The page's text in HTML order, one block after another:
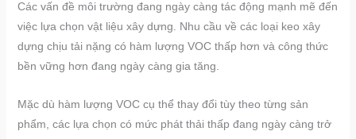
Các vấn đề môi trường đang ngày càng tác động mạnh mẽ đến
việc lựa chọn vật liệu xây dựng. Nhu cầu về các loại keo xây
dựng chịu tải nặng có hàm lượng VOC thấp hơn và công thức
bền vững hơn đang ngày càng gia tăng.
Mặc dù hàm lượng VOC cụ thể thay đổi tùy theo từng sản
phẩm, các lựa chọn có mức phát thải thấp đang ngày càng trở